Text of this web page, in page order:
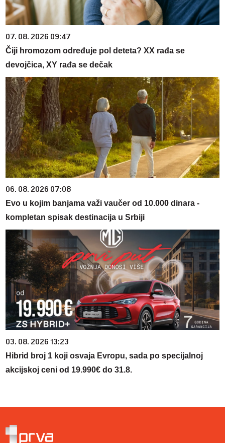
07. 08. 2026 09:47
Čiji hromozom određuje pol deteta? XX rađa se
devojčica, XY rađa se dečak
06. 08. 2026 07:08
Evo u kojim banjama važi vaučer od 10.000 dinara -
kompletan spisak destinacija u Srbiji
03. 08. 2026 13:23
Hibrid broj 1 koji osvaja Evropu, sada po specijalnoj
akcijskoj ceni od 19.990€ do 31.8.